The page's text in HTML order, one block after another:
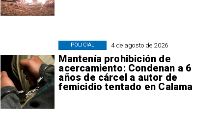
4 de agosto de 2026
Mantenía prohibición de
acercamiento: Condenan a 6
años de cárcel a autor de
femicidio tentado en Calama
POLICIAL